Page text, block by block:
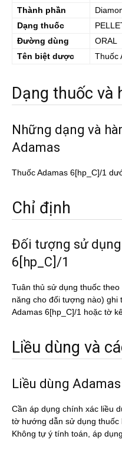
Thành phần
Dạng thuốc
Đường dùng
ORAL
Tên biệt dược
Thuốc
Dạng thuốc và
Những dạng và
Adamas
Thuốc Adamas 6[hp_C]/1
Chỉ định
Đối tượng sử
6[hp_C]/1
Tuân thủ sử dụng thuốc
năng cho đối tượng nào)
Adamas 6[hp_C]/1 hoặc tờ
Liều dùng và
Liều dùng
Cần áp dụng chính xác liều
tờ hướng dẫn sử dụng thuốc
Không tự ý tính toán, áp